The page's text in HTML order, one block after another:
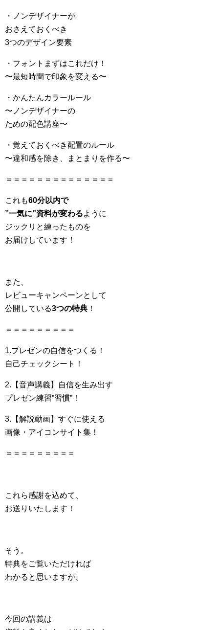
・ノンデザイナーが
おさえておくべき
3つのデザイン要素
・フォントまずはこれだけ！
〜最短時間で印象を変える〜
・かんたんカラールール
〜ノンデザイナーの
ための配色講座〜
・覚えておくべき配置のルール
〜違和感を除き、まとまりを作る〜
＝＝＝＝＝＝＝＝＝＝＝＝＝＝
これも60分以内で
”一気に”資料が変わるように
ジックリと練ったものを
お届けしています！
また、
レビューキャンペーンとして
公開している3つの特典 ！
＝＝＝＝＝＝＝＝＝
1.プレゼンの自信をつくる！
自己チェックシート！
2.【音声講義】自信を生み出す
プレゼン練習”習慣”！
3.【解説動画】すぐに使える
画像・アイコンサイト集！
＝＝＝＝＝＝＝＝＝
これら感謝を込めて、
お送りいたします！
そう。
特典をご覧いただければ
わかると思いますが、
今回の講義は